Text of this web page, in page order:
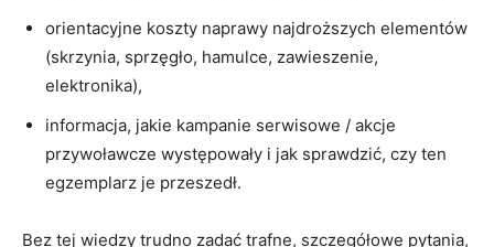
orientacyjne koszty naprawy najdroższych elementów
(skrzynia, sprzęgło, hamulce, zawieszenie,
elektronika),
informacja, jakie kampanie serwisowe / akcje
przywoławcze występowały i jak sprawdzić, czy ten
egzemplarz je przeszedł.
Bez tej wiedzy trudno zadać trafne, szczegółowe pytania,